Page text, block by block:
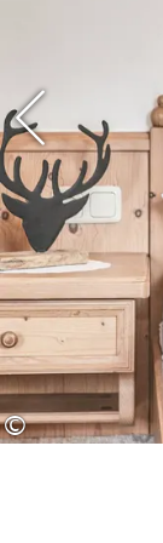
der
zu
und
nebenan.
Nordic
nennen.
Ihr
©